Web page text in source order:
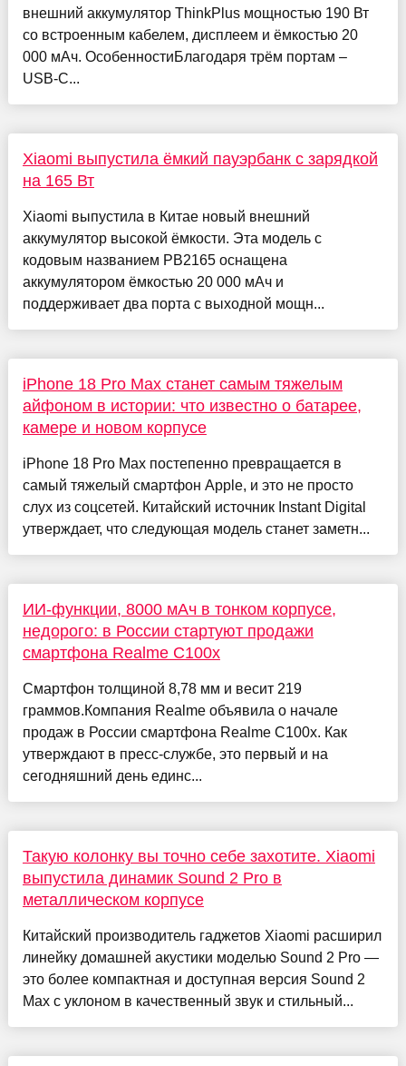
внешний аккумулятор ThinkPlus мощностью 190 Вт
со встроенным кабелем, дисплеем и ёмкостью 20
000 мАч. ОсобенностиБлагодаря трём портам –
USB-C...
Xiaomi выпустила ёмкий пауэрбанк с зарядкой
на 165 Вт
Xiaomi выпустила в Китае новый внешний
аккумулятор высокой ёмкости. Эта модель с
кодовым названием PB2165 оснащена
аккумулятором ёмкостью 20 000 мАч и
поддерживает два порта с выходной мощн...
iPhone 18 Pro Max станет самым тяжелым
айфоном в истории: что известно о батарее,
камере и новом корпусе
iPhone 18 Pro Max постепенно превращается в
самый тяжелый смартфон Apple, и это не просто
слух из соцсетей. Китайский источник Instant Digital
утверждает, что следующая модель станет заметн...
ИИ-функции, 8000 мАч в тонком корпусе,
недорого: в России стартуют продажи
смартфона Realme C100x
Смартфон толщиной 8,78 мм и весит 219
граммов.Компания Realme объявила о начале
продаж в России смартфона Realme C100x. Как
утверждают в пресс-службе, это первый и на
сегодняшний день единс...
Такую колонку вы точно себе захотите. Xiaomi
выпустила динамик Sound 2 Pro в
металлическом корпусе
Китайский производитель гаджетов Xiaomi расширил
линейку домашней акустики моделью Sound 2 Pro —
это более компактная и доступная версия Sound 2
Max с уклоном в качественный звук и стильный...